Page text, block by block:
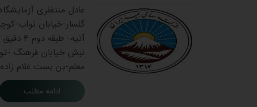
معلم-بن بست غلام زاده 7 پارس 01333471064 فلکه گاز -ابتدای بلوار …
ادامه مطلب